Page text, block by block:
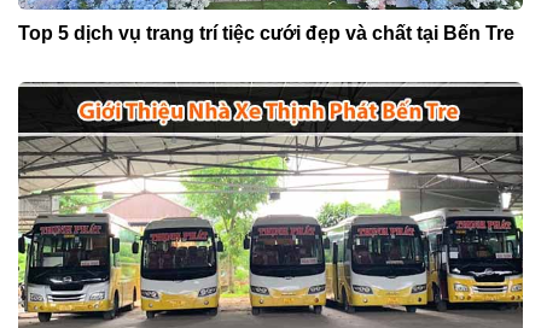
Top 5 dịch vụ trang trí tiệc cưới đẹp và chất tại Bến Tre